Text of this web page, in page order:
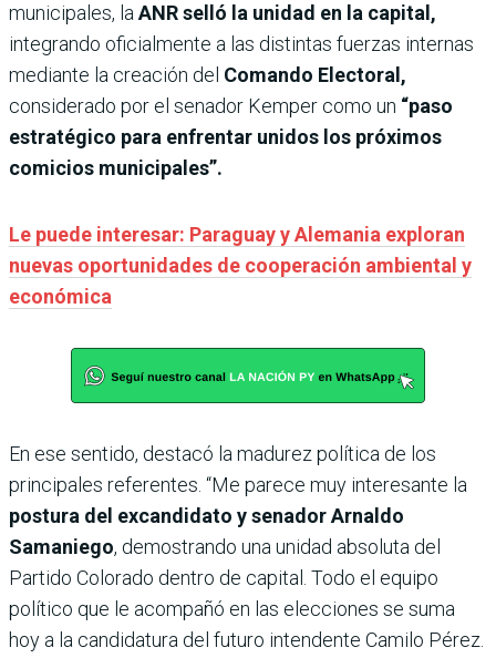
municipales, laANR selló la unidad en la capital,
integrando oficialmente a las distintas fuerzas internas
mediante la creación del Comando Electoral,
considerado por el senador Kemper como un “paso
estratégico para enfrentar unidos los próximos
comicios municipales”.
Le puede interesar: Paraguay y Alemania exploran
nuevas oportunidades de cooperación ambiental y
económica
En ese sentido, destacó la madurez política de los
principales referentes. “Me parece muy interesante la
postura del excandidato y senador Arnaldo
Samaniego, demostrando una unidad absoluta del
Partido Colorado dentro de capital. Todo el equipo
político que le acompañó en las elecciones se suma
hoy a la candidatura del futuro intendente Camilo Pérez.